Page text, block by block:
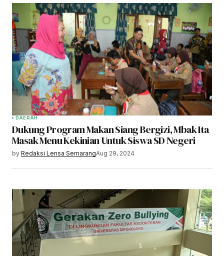
DAERAH
Dukung Program Makan Siang Bergizi, Mbak Ita
Masak Menu Kekinian Untuk Siswa SD Negeri
by Redaksi Lensa SemarangAug 29, 2024